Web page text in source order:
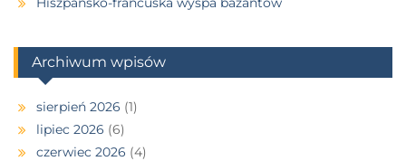
Archiwum wpisów
sierpień 2026 (1)
lipiec 2026 (6)
czerwiec 2026 (4)